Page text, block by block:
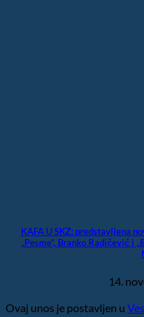
KAFA U SKZ: predstavljena
„Pesme“, Branko Radičević i
14.
Ovaj unos je postavljen u